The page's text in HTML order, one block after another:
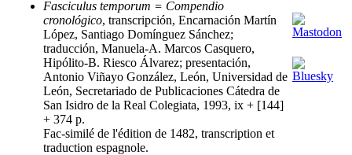
Fasciculus temporum = Compendio
cronológico, transcripción, Encarnación Martín
López, Santiago Domínguez Sánchez;
traducción, Manuela-A. Marcos Casquero,
Hipólito-B. Riesco Álvarez; presentación,
Antonio Viñayo González, León, Universidad de
León, Secretariado de Publicaciones Cátedra de
San Isidro de la Real Colegiata, 1993, ix + [144]
+ 374 p.
Fac-similé de l'édition de 1482, transcription et
traduction espagnole.